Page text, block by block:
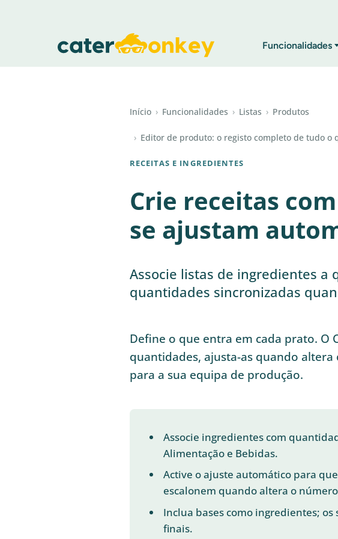
Funcionalidades
Início › Funcionalidades › Listas › Produtos
› Editor de produto: o registo completo de tudo o
RECEITAS E INGREDIENTES
Crie receitas
se ajustam
Associe listas de ingredientes
quantidades sincronizadas
Define o que entra em cada prato. O
quantidades, ajusta-as quando
para a sua equipa de produção.
Associe ingredientes com
Alimentação e Bebidas.
Active o ajuste automático para
escalonem quando altera o
Inclua bases como ingredientes;
finais.